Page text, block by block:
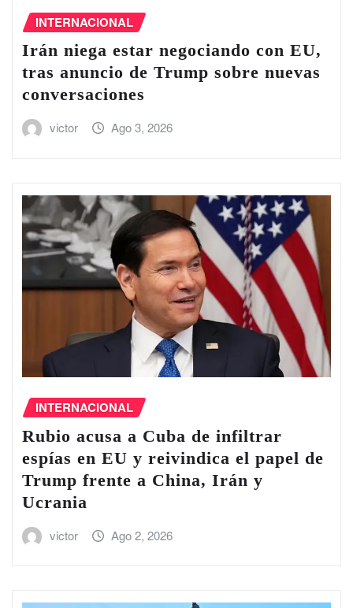
INTERNACIONAL
Irán niega estar negociando con EU,
tras anuncio de Trump sobre nuevas
conversaciones
victor Ago 3, 2026
INTERNACIONAL
Rubio acusa a Cuba de infiltrar
espías en EU y reivindica el papel de
Trump frente a China, Irán y
Ucrania
victor Ago 2, 2026